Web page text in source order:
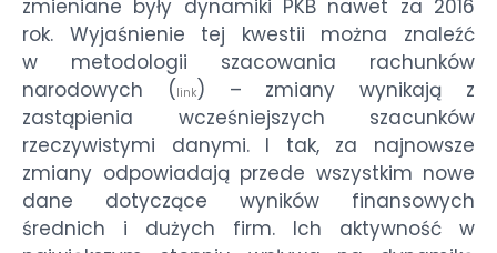
zmieniane były dynamiki PKB nawet za 2016
rok. Wyjaśnienie tej kwestii można znaleźć
w metodologii szacowania rachunków
narodowych ( link) – zmiany wynikają z
zastąpienia wcześniejszych szacunków
rzeczywistymi danymi. I tak, za najnowsze
zmiany odpowiadają przede wszystkim nowe
dane dotyczące wyników finansowych
średnich i dużych firm. Ich aktywność w